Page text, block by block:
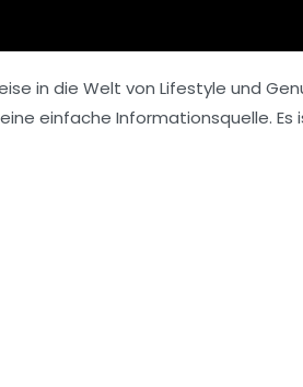
in die Welt von Lifestyle und
einfache Informationsquelle. Es